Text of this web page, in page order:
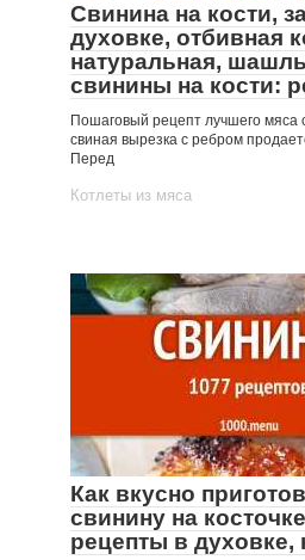
Свинина на кости,
духовке, отбивная
натуральная,
свинины на кости:
Пошаговый рецепт лучшего мяса
свиная вырезка с ребром
Перед
Котлеты из мяса
Как вкусно
свинину на
рецепты в духовке,